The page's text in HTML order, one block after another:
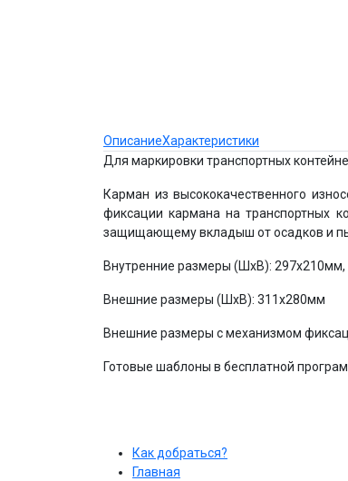
ОписаниеХарактеристики
Для маркировки транспортных
Карман из высококачественного
фиксации кармана на транспортных
защищающему вкладыш от осадков и
Внутренние размеры (ШхВ): 297х210мм,
Внешние размеры (ШхВ): 311x280мм
Внешние размеры с механизмом
Готовые шаблоны в бесплатной
Как добраться?
Главная